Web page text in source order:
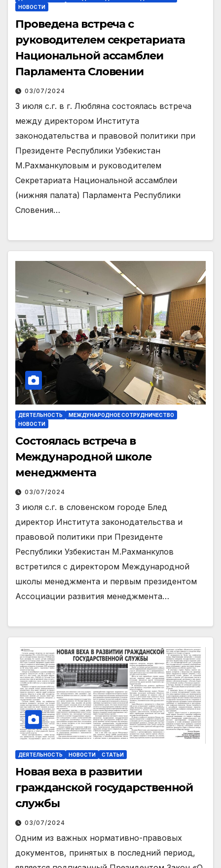
НОВОСТИ
Проведена встреча с
руководителем секретариата
Национальной ассамблеи
Парламента Словении
03/07/2024
3 июля с.г. в г. Любляна состоялась встреча
между директором Института
законодательства и правовой политики при
Президенте Республики Узбекистан
М.Рахманкуловым и руководителем
Секретариата Национальной ассамблеи
(нижняя палата) Парламента Республики
Словения…
ДЕЯТЕЛЬНОСТЬ
МЕЖДУНАРОДНОЕ СОТРУДНИЧЕСТВО
НОВОСТИ
Состоялась встреча в
Международной школе
менеджмента
03/07/2024
3 июля с.г. в словенском городе Блед
директор Института законодательства и
правовой политики при Президенте
Республики Узбекистан М.Рахманкулов
встретился с директором Международной
школы менеджмента и первым президентом
Ассоциации развития менеджмента…
ДЕЯТЕЛЬНОСТЬ НОВОСТИ СТАТЬИ
Новая веха в развитии
гражданской государственной
службы
03/07/2024
Одним из важных нормативно-правовых
документов, принятых в последний период,